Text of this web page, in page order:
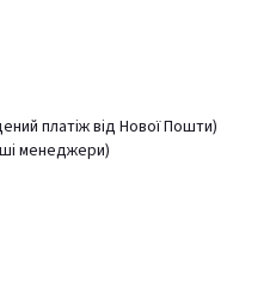
платіж від Нової Пошти)
менеджери)